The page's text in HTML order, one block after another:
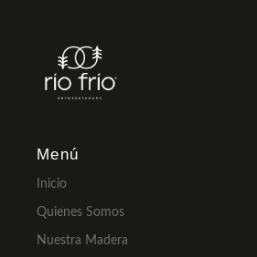
Menú
Inicio
Quienes Somos
Nuestra Madera